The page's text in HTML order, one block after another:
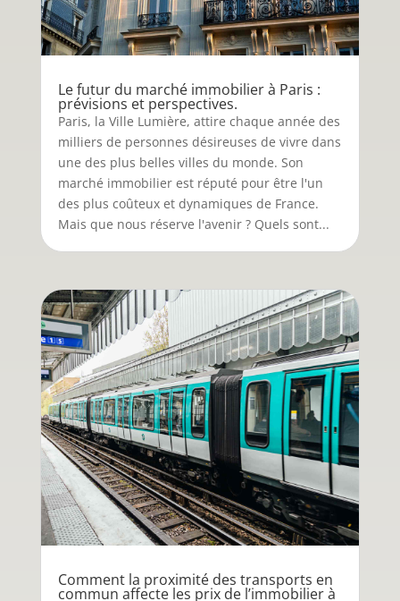
Le futur du marché immobilier à Paris :
prévisions et perspectives.
Paris, la Ville Lumière, attire chaque année des
milliers de personnes désireuses de vivre dans
une des plus belles villes du monde. Son
marché immobilier est réputé pour être l'un
des plus coûteux et dynamiques de France.
Mais que nous réserve l'avenir ? Quels sont...
Comment la proximité des transports en
commun affecte les prix de l’immobilier à